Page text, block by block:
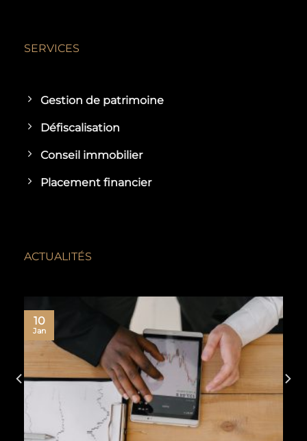
SERVICES
Gestion de patrimoine
Défiscalisation
Conseil immobilier
Placement financier
ACTUALITÉS
10
Jan